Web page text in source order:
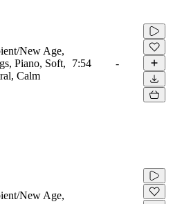
New Age,
Piano, Soft,
Calm
7:54 -
New Age,